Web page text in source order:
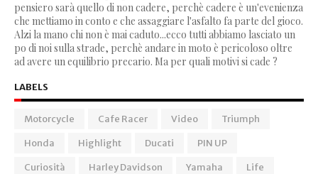
pensiero sarà quello di non cadere, perchè cadere è un'evenienza
che mettiamo in conto e che assaggiare l'asfalto fa parte del gioco.
Alzi la mano chi non è mai caduto...ecco tutti abbiamo lasciato un
po di noi sulla strade, perchè andare in moto è pericoloso oltre
ad avere un equilibrio precario. Ma per quali motivi si cade ?
LABELS
Motorcycle Cafe Racer Video
Triumph
Honda
Highlight Ducati
PIN UP
Curiosità
Harley Davidson Yamaha Life